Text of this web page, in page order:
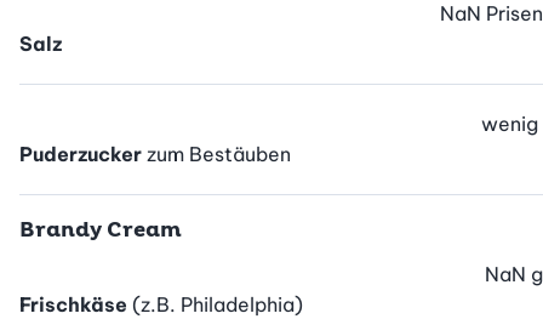
Salz
NaN Prisen
Puderzucker zum Bestäuben
wenig
Brandy Cream
Frischkäse (z.B. Philadelphia)
NaN g